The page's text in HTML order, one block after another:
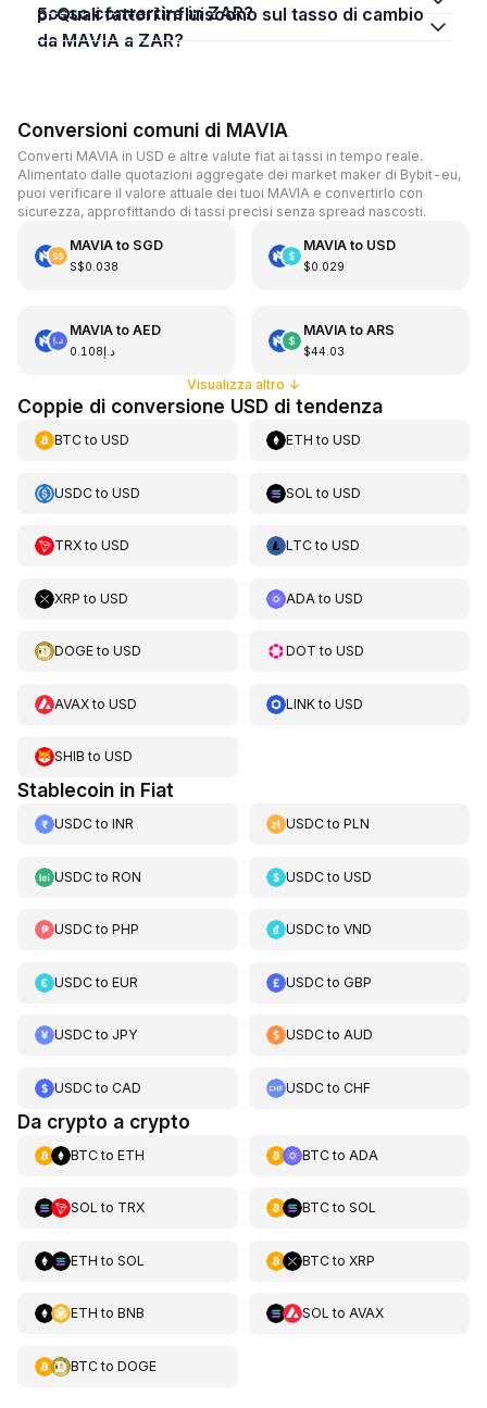
posso convertire in ZAR?
5. Quali fattori influiscono sul tasso di cambio
da MAVIA a ZAR?
Conversioni comuni di MAVIA
Converti MAVIA in USD e altre valute fiat ai tassi in tempo reale.
Alimentato dalle quotazioni aggregate dei market maker di Bybit-eu,
puoi verificare il valore attuale dei tuoi MAVIA e convertirlo con
sicurezza, approfittando di tassi precisi senza spread nascosti.
MAVIAto SGD
S$0.038
MAVIAto USD
$0.029
MAVIAto AED
د.إ0.108
MAVIAto ARS
$44.03
Visualizza altro ↓
Coppie di conversione USD di tendenza
BTCto USD ETH toUSD
USDCto USD SOL toUSD
TRXto USD LTCtoUSD
XRP to USD ADA toUSD
DOGEto USD DOT toUSD
AVAXto USD LINKtoUSD
SHIB to USD
Stablecoin in Fiat
USDCto INR USDCtoPLN
USDCto RON USDCtoUSD
USDCto PHP USDCtoVND
USDCto EUR USDCtoGBP
USDCto JPY USDCtoAUD
USDCto CAD USDCtoCHF
Da crypto a crypto
BTCto ETH BTCto ADA
SOL to TRX BTCto SOL
ETH to SOL BTCto XRP
ETH to BNB SOL to AVAX
BTCto DOGE